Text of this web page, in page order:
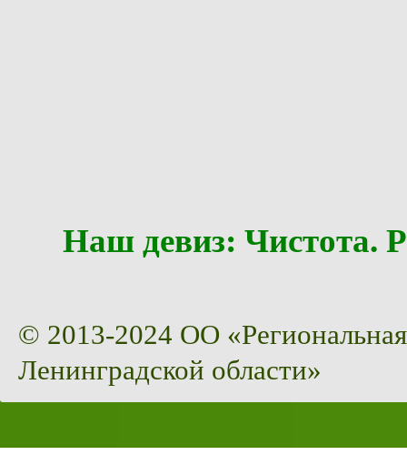
Наш девиз:
© 2013-2024 ОО
Ленинградской области»